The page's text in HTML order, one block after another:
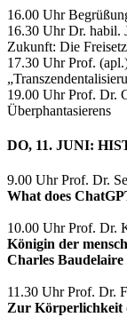
16.00 Uhr
16.30 Uhr Dr. habil.
Zukunft: Die
17.30 Uhr Prof.
19.00 Uhr Prof. Dr.
Überphantasierens
DO, 11. JUNI:
9.00 Uhr Prof. Dr.
What does
10.00 Uhr Prof. Dr.
Königin der
Charles Baudelaire
11.30 Uhr Prof. Dr.
Zur Körperlichkeit